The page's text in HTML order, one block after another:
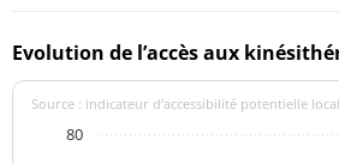
Evolution de l’accès aux
Source : indicateur d’accessibilité potentielle
80